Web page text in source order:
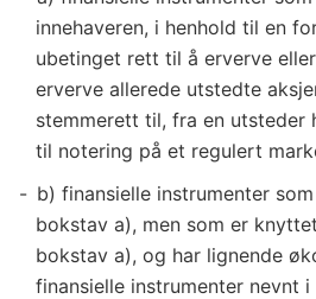
innehaveren, i henhold til en
ubetinget rett til å erverve
erverve allerede utstedte
stemmerett til, fra en utsteder
til notering på et regulert
b) finansielle instrumenter
bokstav a), men som er
bokstav a), og har lignende
finansielle instrumenter nevnt